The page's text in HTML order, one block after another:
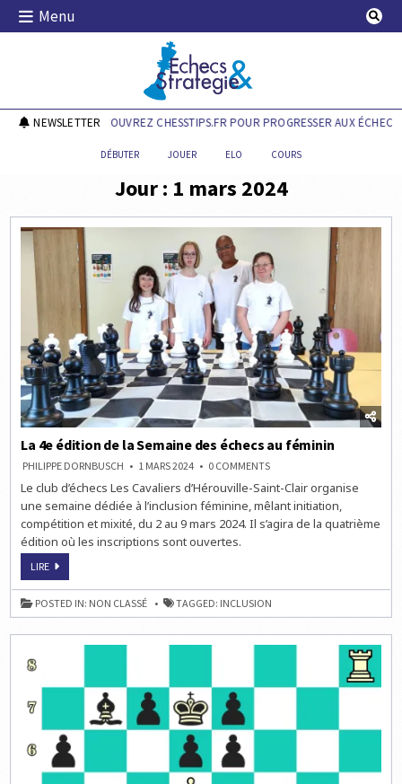
Skip
Menu
Echecs & Stratégie
NEWSLETTERDÉCOUVREZ CHESSTIPS.FR POUR PROGRESSER AUX ÉCHECS !
DÉBUTER JOUER ELO COURS
Jour : 1 mars 2024
La 4e édition de la Semaine des échecs au féminin
PHILIPPE DORNBUSCH 1 MARS 2024 0 COMMENTSON
4E
DE
LA
SEMAINE
Le club d’échecs Les Cavaliers d’Hérouville-Saint-Clair organise
une semaine dédiée à l’inclusion féminine, mêlant initiation,
compétition et mixité, du 2 au 9 mars 2024. Il s’agira de la quatrième
édition où les inscriptions sont ouvertes.
LIRELA
ÉDITION
DE
LA
SEMAINE
POSTED IN: NON CLASSÉ TAGGED: INCLUSION